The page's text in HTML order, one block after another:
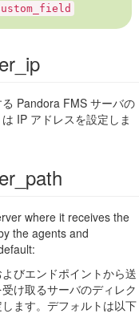
Pandora FMS サーバの
IP アドレスを設定しま
where it receives the
the agents and
びエンドポイントから送
け取るサーバのディレク
します。デフォルトは以下